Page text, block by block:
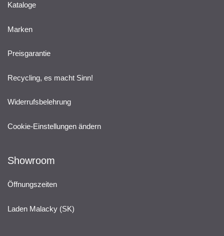
Kataloge
Marken
Preisgarantie
Recycling, es macht Sinn!
Widerrufsbelehrung
Cookie-Einstellungen ändern
Showroom
Öffnungszeiten
Laden Malacky (SK)